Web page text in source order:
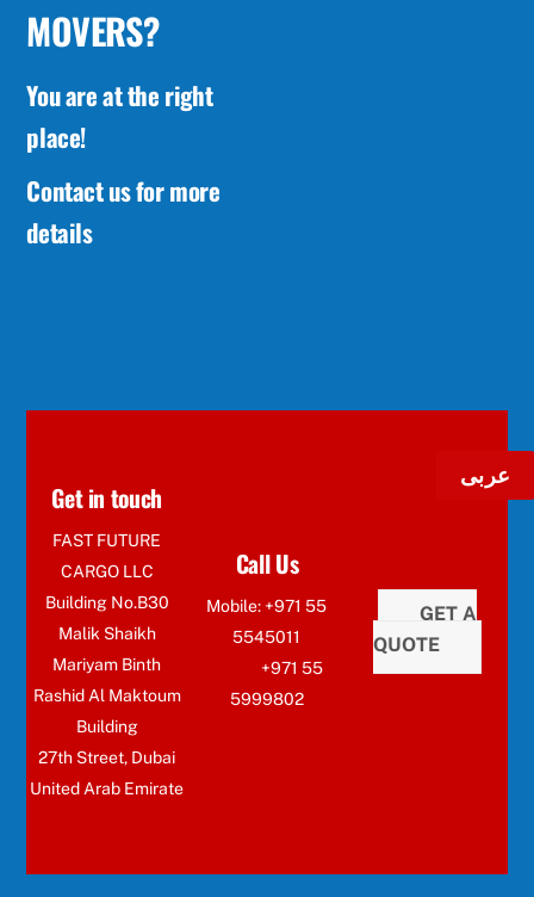
MOVERS?
You are at the right
place!
Contact us for more
details
Get in touch
FAST FUTURE
CARGO LLC
Building No.B30
Malik Shaikh
Mariyam Binth
Rashid Al Maktoum
Building
27th Street, Dubai
United Arab Emirate
Call Us
Mobile: +971 55
5545011
+971 55
5999802
GET A
QUOTE
عربى